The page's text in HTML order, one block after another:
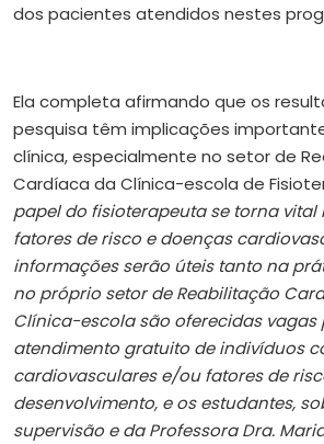
dos pacientes atendidos nestes
Ela completa afirmando que os
pesquisa têm implicações
clínica, especialmente no setor de
Cardíaca da Clínica-escola de
papel do fisioterapeuta se torna
fatores de risco e doenças
informações serão úteis tanto na
no próprio setor de Reabilitação
Clínica-escola são oferecidas vagas
atendimento gratuito de indivíduos
cardiovasculares e/ou fatores de
desenvolvimento, e os estudantes,
supervisão e da Professora Dra.